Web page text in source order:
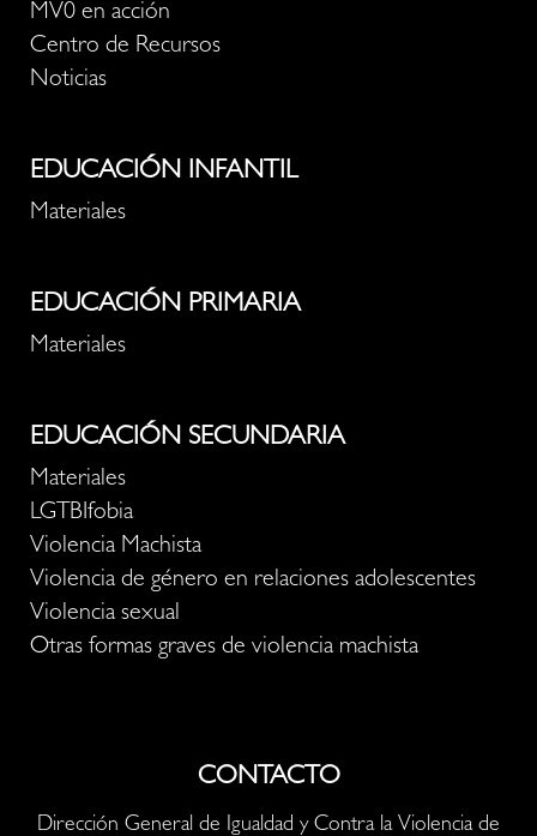
MV0 en acción
Centro de Recursos
Noticias
EDUCACIÓN INFANTIL
Materiales
EDUCACIÓN PRIMARIA
Materiales
EDUCACIÓN SECUNDARIA
Materiales
LGTBIfobia
Violencia Machista
Violencia de género en relaciones adolescentes
Violencia sexual
Otras formas graves de violencia machista
CONTACTO
Dirección General de Igualdad y Contra la Violencia de